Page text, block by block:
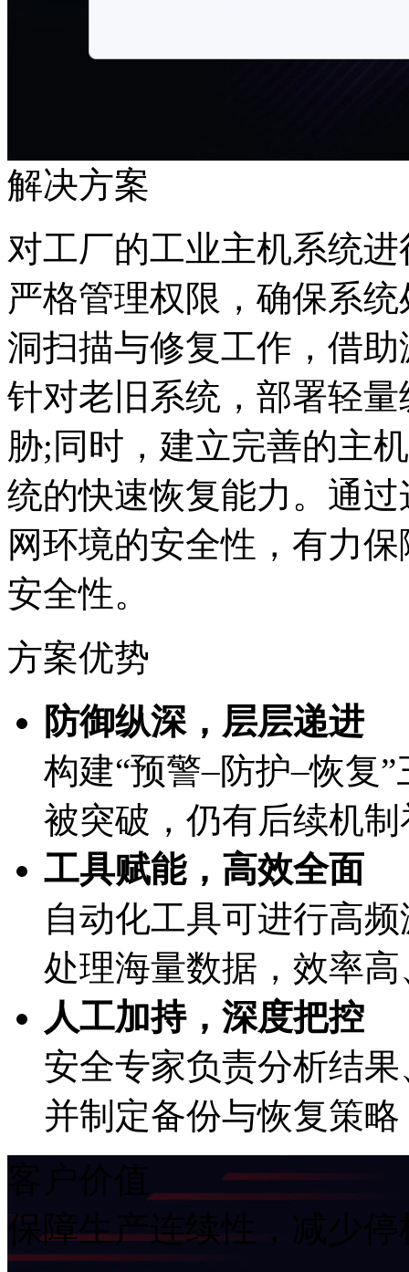
解决方案
对工厂的工业主机系统进
严格管理权限，确保
洞扫描与修复工作，
针对老旧系统，部署
胁;同时，建立完善的主
统的快速恢复能力。通过
网环境的安全性，有
安全性。
方案优势
防御纵深，层层递进
构建“预警–防护–恢复”
被突破，仍有后续机
工具赋能，高效全面
自动化工具可进行高频
处理海量数据，效率高
人工加持，深度把控
安全专家负责分析结果
并制定备份与恢复策略
保障生产连续性，减少